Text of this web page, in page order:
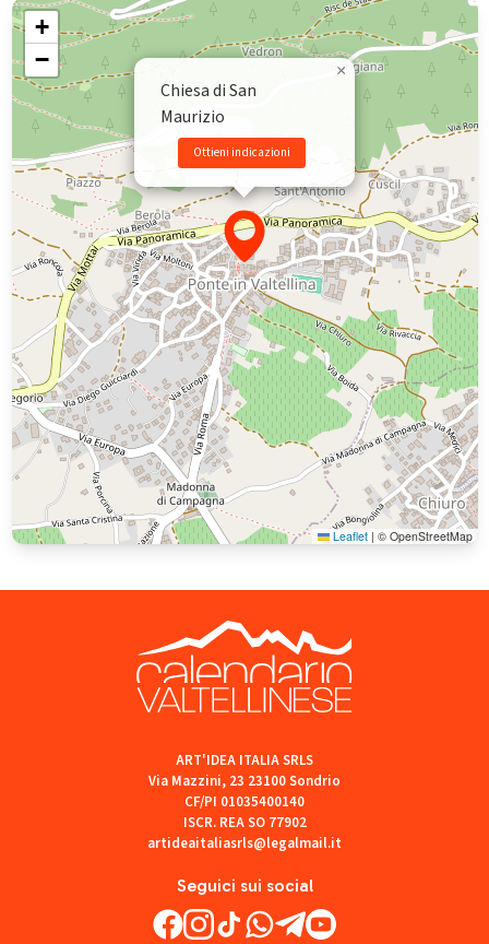
Chiesa di San
Maurizio
Ottieni indicazioni
×
+
−
Leaflet | © OpenStreetMap
Seguici sui social
ART'IDEA ITALIA SRLS
Via Mazzini, 23 23100 Sondrio
CF/PI 01035400140
ISCR. REA SO 77902
artideaitaliasrls@legalmail.it